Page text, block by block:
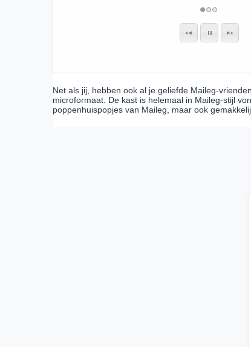
Net als jij, hebben ook al je geliefde Maileg-
microformaat. De kast is helemaal in Maileg-stijl
poppenhuispopjes van Maileg, maar ook